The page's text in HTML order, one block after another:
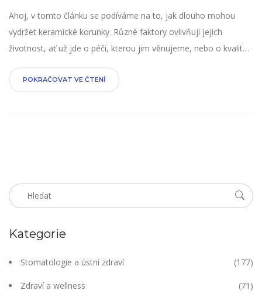
Ahoj, v tomto článku se podíváme na to, jak dlouho mohou
vydržet keramické korunky. Různé faktory ovlivňují jejich
životnost, ať už jde o péči, kterou jim věnujeme, nebo o kvalitu
tom, jak jejich výdrž prodloužit a jak přispívají ke zdraví našich
POKRAČOVAT VE ČTENÍ
Kategorie
Stomatologie a ústní zdraví (177)
Zdraví a wellness (71)